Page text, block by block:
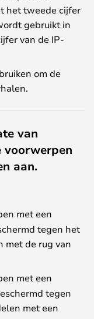
het tweede cijfer
gebruikt in
van de IP-
om de
van
voorwerpen
aan.
met een
tegen het
met de rug van
met een
tegen
met een